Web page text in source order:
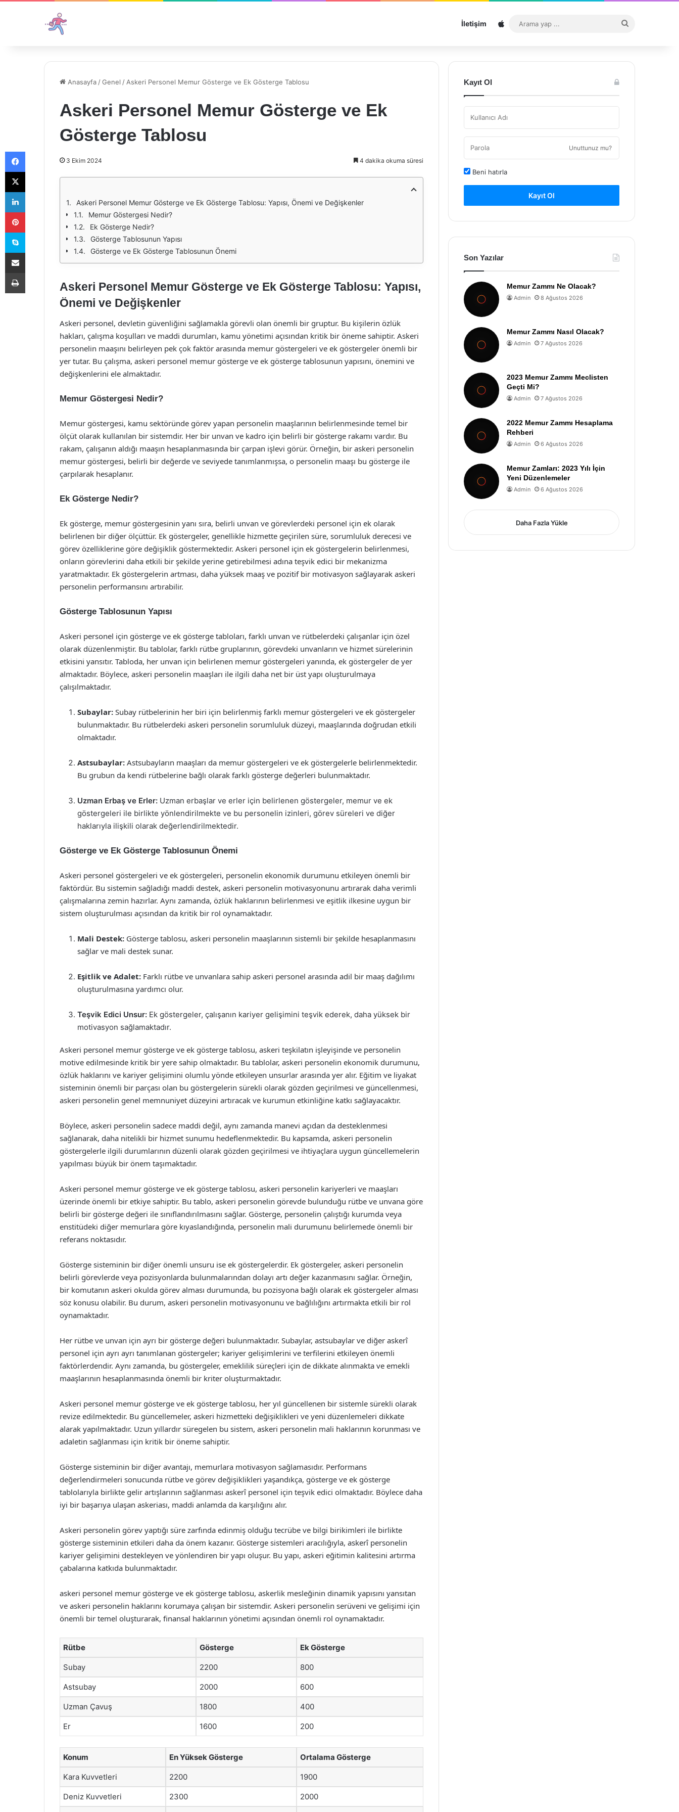
İletişim Sitemap
...
Anasayfa /Genel / Askeri Personel Memur Gösterge ve Ek Gösterge Tablosu
Askeri Personel Memur Gösterge ve Ek
Gösterge Tablosu
3 Ekim 2024 4 dakika okuma süresi
Askeri Personel Memur Gösterge ve Ek Gösterge Tablosu: Yapısı, Önemi ve Değişkenler
Memur Göstergesi Nedir?
Ek Gösterge Nedir?
Gösterge Tablosunun Yapısı
Gösterge ve Ek Gösterge Tablosunun Önemi
Askeri Personel Memur Gösterge ve Ek Gösterge Tablosu: Yapısı,
Önemi ve Değişkenler
Askeri personel, devletin güvenliğini sağlamakla görevli olan önemli bir gruptur. Bu kişilerin özlük
hakları, çalışma koşulları ve maddi durumları, kamu yönetimi açısından kritik bir öneme sahiptir. Askeri
personelin maaşını belirleyen pek çok faktör arasında memur göstergeleri ve ek göstergeler önemli bir
yer tutar. Bu çalışma, askeri personel memur gösterge ve ek gösterge tablosunun yapısını, önemini ve
değişkenlerini ele almaktadır.
Memur Göstergesi Nedir?
Memur göstergesi, kamu sektöründe görev yapan personelin maaşlarının belirlenmesinde temel bir
ölçüt olarak kullanılan bir sistemdir. Her bir unvan ve kadro için belirli bir gösterge rakamı vardır. Bu
rakam, çalışanın aldığı maaşın hesaplanmasında bir çarpan işlevi görür. Örneğin, bir askeri personelin
memur göstergesi, belirli bir değerde ve seviyede tanımlanmışsa, o personelin maaşı bu gösterge ile
çarpılarak hesaplanır.
Ek Gösterge Nedir?
Ek gösterge, memur göstergesinin yanı sıra, belirli unvan ve görevlerdeki personel için ek olarak
belirlenen bir diğer ölçüttür. Ek göstergeler, genellikle hizmette geçirilen süre, sorumluluk derecesi ve
görev özelliklerine göre değişiklik göstermektedir. Askeri personel için ek göstergelerin belirlenmesi,
onların görevlerini daha etkili bir şekilde yerine getirebilmesi adına teşvik edici bir mekanizma
yaratmaktadır. Ek göstergelerin artması, daha yüksek maaş ve pozitif bir motivasyon sağlayarak askeri
personelin performansını artırabilir.
Gösterge Tablosunun Yapısı
Askeri personel için gösterge ve ek gösterge tabloları, farklı unvan ve rütbelerdeki çalışanlar için özel
olarak düzenlenmiştir. Bu tablolar, farklı rütbe gruplarının, görevdeki unvanların ve hizmet sürelerinin
etkisini yansıtır. Tabloda, her unvan için belirlenen memur göstergeleri yanında, ek göstergeler de yer
almaktadır. Böylece, askeri personelin maaşları ile ilgili daha net bir üst yapı oluşturulmaya
çalışılmaktadır.
Subaylar: Subay rütbelerinin her biri için belirlenmiş farklı memur göstergeleri ve ek göstergeler
bulunmaktadır. Bu rütbelerdeki askeri personelin sorumluluk düzeyi, maaşlarında doğrudan etkili
olmaktadır.
Astsubaylar: Astsubayların maaşları da memur göstergeleri ve ek göstergelerle belirlenmektedir.
Bu grubun da kendi rütbelerine bağlı olarak farklı gösterge değerleri bulunmaktadır.
Uzman Erbaş ve Erler: Uzman erbaşlar ve erler için belirlenen göstergeler, memur ve ek
göstergeleri ile birlikte yönlendirilmekte ve bu personelin izinleri, görev süreleri ve diğer
haklarıyla ilişkili olarak değerlendirilmektedir.
Gösterge ve Ek Gösterge Tablosunun Önemi
Askeri personel göstergeleri ve ek göstergeleri, personelin ekonomik durumunu etkileyen önemli bir
faktördür. Bu sistemin sağladığı maddi destek, askeri personelin motivasyonunu artırarak daha verimli
çalışmalarına zemin hazırlar. Aynı zamanda, özlük haklarının belirlenmesi ve eşitlik ilkesine uygun bir
sistem oluşturulması açısından da kritik bir rol oynamaktadır.
Mali Destek: Gösterge tablosu, askeri personelin maaşlarının sistemli bir şekilde hesaplanmasını
sağlar ve mali destek sunar.
Eşitlik ve Adalet: Farklı rütbe ve unvanlara sahip askeri personel arasında adil bir maaş dağılımı
oluşturulmasına yardımcı olur.
Teşvik Edici Unsur: Ek göstergeler, çalışanın kariyer gelişimini teşvik ederek, daha yüksek bir
motivasyon sağlamaktadır.
Askeri personel memur gösterge ve ek gösterge tablosu, askeri teşkilatın işleyişinde ve personelin
motive edilmesinde kritik bir yere sahip olmaktadır. Bu tablolar, askeri personelin ekonomik durumunu,
özlük haklarını ve kariyer gelişimini olumlu yönde etkileyen unsurlar arasında yer alır. Eğitim ve liyakat
sisteminin önemli bir parçası olan bu göstergelerin sürekli olarak gözden geçirilmesi ve güncellenmesi,
askeri personelin genel memnuniyet düzeyini artıracak ve kurumun etkinliğine katkı sağlayacaktır.
Böylece, askeri personelin sadece maddi değil, aynı zamanda manevi açıdan da desteklenmesi
sağlanarak, daha nitelikli bir hizmet sunumu hedeflenmektedir. Bu kapsamda, askeri personelin
göstergelerle ilgili durumlarının düzenli olarak gözden geçirilmesi ve ihtiyaçlara uygun güncellemelerin
yapılması büyük bir önem taşımaktadır.
Askeri personel memur gösterge ve ek gösterge tablosu, askeri personelin kariyerleri ve maaşları
üzerinde önemli bir etkiye sahiptir. Bu tablo, askeri personelin görevde bulunduğu rütbe ve unvana göre
belirli bir gösterge değeri ile sınıflandırılmasını sağlar. Gösterge, personelin çalıştığı kurumda veya
enstitüdeki diğer memurlara göre kıyaslandığında, personelin mali durumunu belirlemede önemli bir
referans noktasıdır.
Gösterge sisteminin bir diğer önemli unsuru ise ek göstergelerdir. Ek göstergeler, askeri personelin
belirli görevlerde veya pozisyonlarda bulunmalarından dolayı artı değer kazanmasını sağlar. Örneğin,
bir komutanın askeri okulda görev alması durumunda, bu pozisyona bağlı olarak ek göstergeler alması
söz konusu olabilir. Bu durum, askeri personelin motivasyonunu ve bağlılığını artırmakta etkili bir rol
oynamaktadır.
Her rütbe ve unvan için ayrı bir gösterge değeri bulunmaktadır. Subaylar, astsubaylar ve diğer askerî
personel için ayrı ayrı tanımlanan göstergeler; kariyer gelişimlerini ve terfilerini etkileyen önemli
faktörlerdendir. Aynı zamanda, bu göstergeler, emeklilik süreçleri için de dikkate alınmakta ve emekli
maaşlarının hesaplanmasında önemli bir kriter oluşturmaktadır.
Askeri personel memur gösterge ve ek gösterge tablosu, her yıl güncellenen bir sistemle sürekli olarak
revize edilmektedir. Bu güncellemeler, askeri hizmetteki değişiklikleri ve yeni düzenlemeleri dikkate
alarak yapılmaktadır. Uzun yıllardır süregelen bu sistem, askeri personelin mali haklarının korunması ve
adaletin sağlanması için kritik bir öneme sahiptir.
Gösterge sisteminin bir diğer avantajı, memurlara motivasyon sağlamasıdır. Performans
değerlendirmeleri sonucunda rütbe ve görev değişiklikleri yaşandıkça, gösterge ve ek gösterge
tablolarıyla birlikte gelir artışlarının sağlanması askerî personel için teşvik edici olmaktadır. Böylece daha
iyi bir başarıya ulaşan askeriası, maddi anlamda da karşılığını alır.
Askeri personelin görev yaptığı süre zarfında edinmiş olduğu tecrübe ve bilgi birikimleri ile birlikte
gösterge sisteminin etkileri daha da önem kazanır. Gösterge sistemleri aracılığıyla, askerî personelin
kariyer gelişimini destekleyen ve yönlendiren bir yapı oluşur. Bu yapı, askeri eğitimin kalitesini artırma
çabalarına katkıda bulunmaktadır.
askeri personel memur gösterge ve ek gösterge tablosu, askerlik mesleğinin dinamik yapısını yansıtan
ve askeri personelin haklarını korumaya çalışan bir sistemdir. Askeri personelin serüveni ve gelişimi için
önemli bir temel oluşturarak, finansal haklarının yönetimi açısından önemli rol oynamaktadır.
Rütbe Gösterge Ek Gösterge
Subay 2200 800
Astsubay 2000 600
Uzman Çavuş 1800 400
Er 1600 200
Konum En Yüksek Gösterge Ortalama Gösterge
Kara Kuvvetleri 2200 1900
Deniz Kuvvetleri 2300 2000
Kayıt Ol
Unuttunuz mu?
Beni hatırla
Kayıt Ol
Son Yazılar
Memur Zammı Ne Olacak?
Admin 8 Ağustos 2026
Memur Zammı Nasıl Olacak?
Admin 7 Ağustos 2026
2023 Memur Zammı Meclisten
Geçti Mi?
Admin 7 Ağustos 2026
2022 Memur Zammı Hesaplama
Rehberi
Admin 6 Ağustos 2026
Memur Zamları: 2023 Yılı İçin
Yeni Düzenlemeler
Admin 6 Ağustos 2026
Daha Fazla Yükle
Facebook
X
LinkedIn
Pinterest
Skype
E-Posta ile paylaş